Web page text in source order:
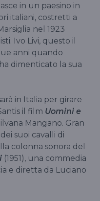
in un paesino in
italiani, costretti a
nel 1923
Ivo Livi, questo il
anni quando
dimenticato la sua
in Italia per girare
il film Uomini e
Mangano. Gran
suoi cavalli di
colonna sonora del
(1951), una commedia
e diretta da Luciano